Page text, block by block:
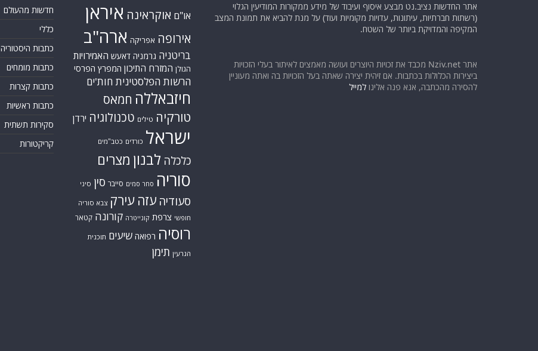
אתר החדשות נציב.נט מבצע איסוף ועיבוד של מידע ממקורות המודיעין הגלוי
(רשתות חברתיות, עיתונות, עדויות מקומיות ועוד) על מנת להביא את תמונת המצב
המקיפה והמדויקת ביותר של השטח.
אתר Nziv.net מכבד את זכויות היוצרים ועושה מאמצים לאיתור בעלי הזכויות
ביצירות הכלולות בכתבות. אם זיהית יצירה שאתה בעל הזכויות בה ואתה מעוניין
להסירה מהכתבה, אנא פנה אלינו למייל
או"ם אוקראינה איראן
אירופה אפריקה ארה"ב
בריטניה גרמניה דאעש האמירויות
הגולן המזרח התיכון המפרץ הפרסי
הרשות הפלסטינית חות'ים
חיזבאללה חמאס
טורקיה טילים טכנולוגיה ירדן
ישראל כורדים כטב"מים
כלכלה לבנון מצרים
סוריה סחר סמים סייבר סין סיני
סעודיה עזה עירק צבא סוריה
חופשי צרפת קונייטרה קורונה קטאר
רוסיה רפואה שיעים תוכנית
הגרעין תימן
חדשות מהעולם
כללי
כתבות היסטוריה
כתבות מומחים
כתבות קצרות
כתבות ראשיות
סקירות תשתית
קריקטורות